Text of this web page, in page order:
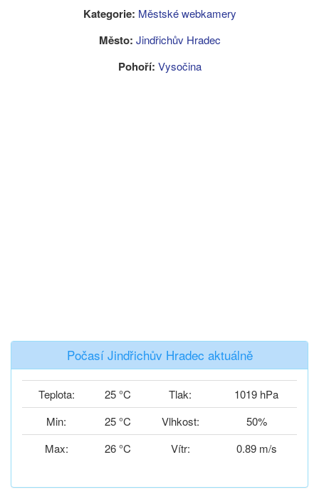
Kategorie: Městské webkamery
Město: Jindřichův Hradec
Pohoří: Vysočina
Počasí Jindřichův Hradec aktuálně
Teplota: 25 °C Tlak:
1019 hPa
Min:
25 °C Vlhkost:
50%
Max:
26 °C Vítr: 0.89 m/s